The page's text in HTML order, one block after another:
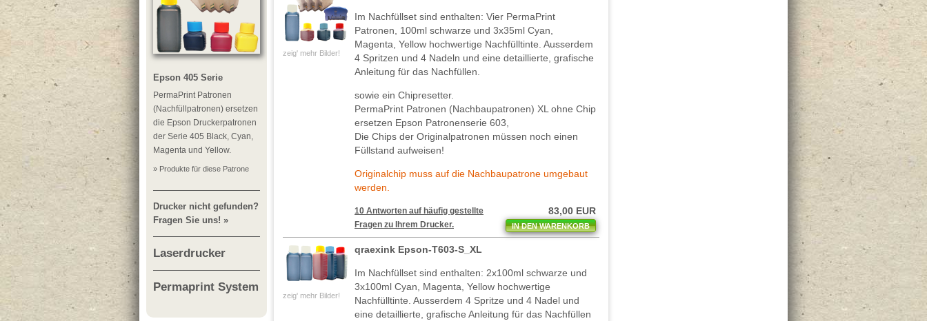
Epson 405 Serie
PermaPrint Patronen
(Nachfüllpatronen) ersetzen
die Epson Druckerpatronen
der Serie 405 Black, Cyan,
Magenta und Yellow.
» Produkte für diese Patrone
Drucker nicht gefunden?
Fragen Sie uns! »
Laserdrucker
Permaprint System
zeig' mehr Bilder!
Im Nachfüllset sind enthalten: Vier PermaPrint
Patronen, 100ml schwarze und 3x35ml Cyan,
Magenta, Yellow hochwertige Nachfülltinte. Ausserdem
4 Spritzen und 4 Nadeln und eine detaillierte, grafische
Anleitung für das Nachfüllen.
sowie ein Chipresetter.
PermaPrint Patronen (Nachbaupatronen) XL ohne Chip
ersetzen Epson Patronenserie 603,
Die Chips der Originalpatronen müssen noch einen
Füllstand aufweisen!
Originalchip muss auf die Nachbaupatrone umgebaut
werden.
10 Antworten auf häufig gestellte
Fragen zu Ihrem Drucker.
83,00 EUR
IN DEN WARENKORB
zeig' mehr Bilder!
qraexink Epson-T603-S_XL
Im Nachfüllset sind enthalten: 2x100ml schwarze und
3x100ml Cyan, Magenta, Yellow hochwertige
Nachfülltinte. Ausserdem 4 Spritze und 4 Nadel und
eine detaillierte, grafische Anleitung für das Nachfüllen